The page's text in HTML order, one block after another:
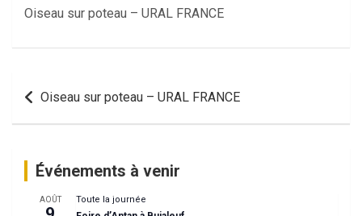
Oiseau sur poteau – URAL FRANCE
Navigation
Oiseau sur poteau – URAL FRANCE
Événements à venir
AOÛT Toute la journée